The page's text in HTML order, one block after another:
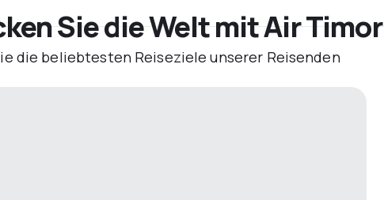
Sie die Welt mit Air Timor
die beliebtesten Reiseziele unserer Reisenden